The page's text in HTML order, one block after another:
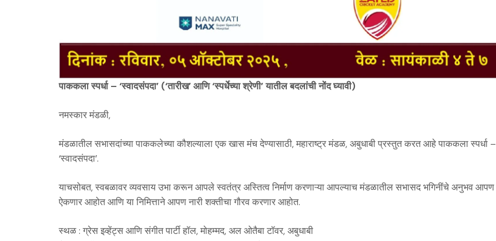
पाककला स्पर्धा – ‘स्वादसंपदा’ (‘तारीख’ आणि ‘स्पर्धेच्या श्रेणी’ यातील बदलांची नोंद घ्यावी)
नमस्कार मंडळी,
मंडळातील सभासदांच्या पाककलेच्या कौशल्याला एक खास मंच देण्यासाठी, महाराष्ट्र मंडळ, अबुधाबी प्रस्तुत करत आहे पाककला स्पर्धा –
‘स्वादसंपदा’.
याचसोबत, स्वबळावर व्यवसाय उभा करून आपले स्वतंत्र अस्तित्व निर्माण करणाऱ्या आपल्याच मंडळातील सभासद भगिनींचे अनुभव आपण
ऐकणार आहोत आणि या निमित्ताने आपण नारी शक्तीचा गौरव करणार आहोत.
स्थळ : ग्रेस इव्हेंट्स आणि संगीत पार्टी हॉल, मोहम्मद, अल ओतैबा टॉवर, अबुधाबी